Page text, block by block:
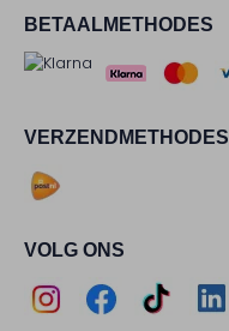
BETAALMETHODES
VERZENDMETHODES
VOLG ONS